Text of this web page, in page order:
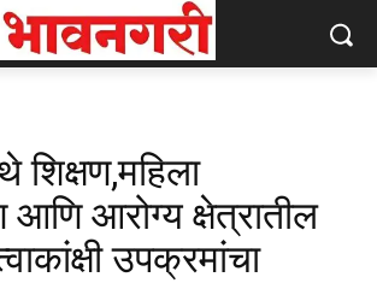
शिक्षण,महिला
आणि आरोग्य क्षेत्रातील
उपक्रमांचा